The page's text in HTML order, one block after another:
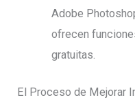
Adobe
ofrecen
gratuitas.
El Proceso de Mejorar